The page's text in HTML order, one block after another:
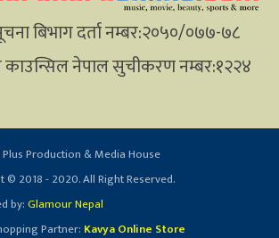
बिभाग दर्ता नम्बर:२०५०/०७७-७८
काउन्सिल नेपाल सुचीकरण नम्बर:१२२४
Production & Media House
© 2018 - 2020. All Right Reserved.
by:Glamour Nepal
Partner: Kavya Online Store